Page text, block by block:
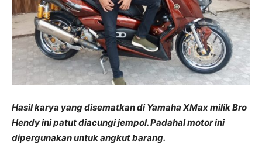
Hasil karya yang disematkan di Yamaha XMax milik Bro
Hendy ini patut diacungi jempol. Padahal motor ini
dipergunakan untuk angkut barang.